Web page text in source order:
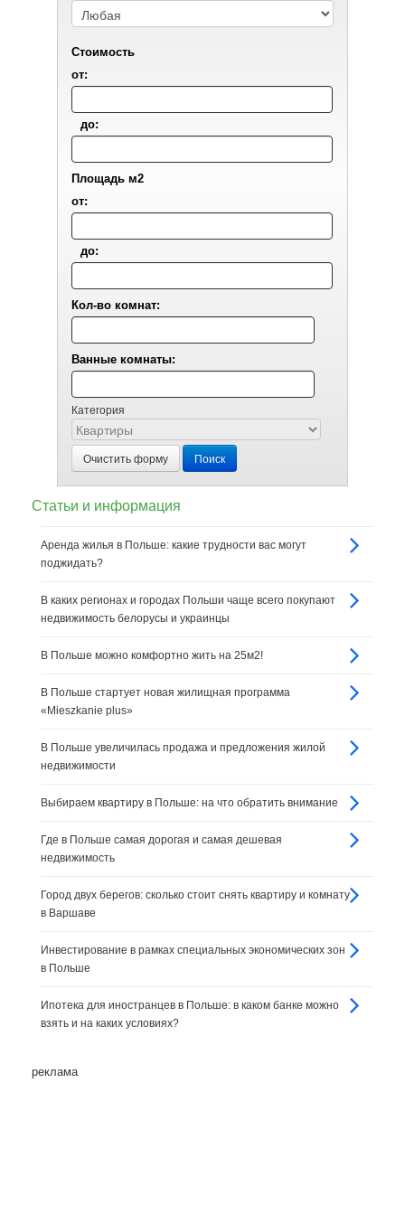
Стоимость
от:
до:
Площадь м2
от:
до:
Кол-во комнат:
Ванные комнаты:
Категория
Очистить форму Поиск
Статьи и информация
Аренда жилья в Польше: какие трудности вас могут
поджидать?
В каких регионах и городах Польши чаще всего покупают
недвижимость белорусы и украинцы
В Польше можно комфортно жить на 25м2!
В Польше стартует новая жилищная программа
«Mieszkanie plus»
В Польше увеличилась продажа и предложения жилой
недвижимости
Выбираем квартиру в Польше: на что обратить внимание
Где в Польше самая дорогая и самая дешевая
недвижимость
Город двух берегов: сколько стоит снять квартиру и комнату
в Варшаве
Инвестирование в рамках специальных экономических зон
в Польше
Ипотека для иностранцев в Польше: в каком банке можно
взять и на каких условиях?
реклама